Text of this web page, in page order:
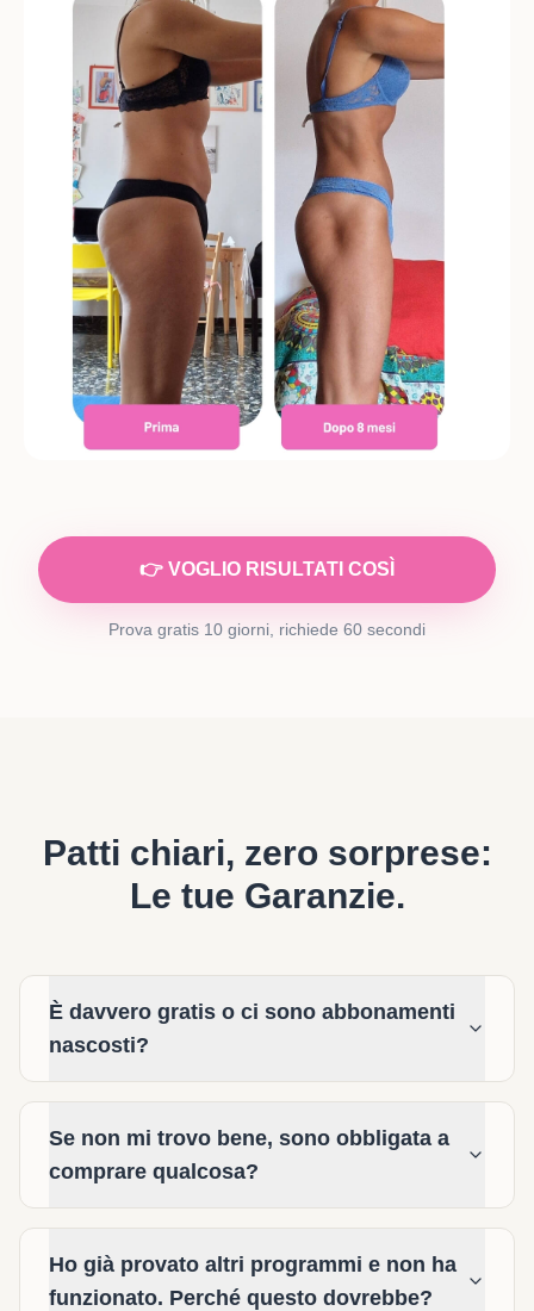
👉 VOGLIO RISULTATI COSÌ
Prova gratis 10 giorni, richiede 60 secondi
Patti chiari, zero sorprese:
Le tue Garanzie.
È davvero gratis o ci sono abbonamenti
nascosti?
Se non mi trovo bene, sono obbligata a
comprare qualcosa?
Ho già provato altri programmi e non ha
funzionato. Perché questo dovrebbe?